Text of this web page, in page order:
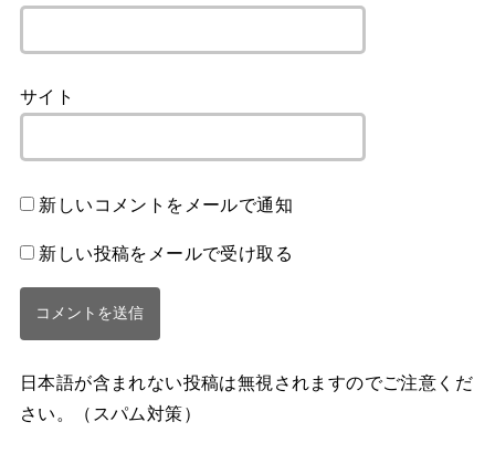
サイト
新しいコメントをメールで通知
新しい投稿をメールで受け取る
日本語が含まれない投稿は無視されますのでご注意くだ
さい。（スパム対策）